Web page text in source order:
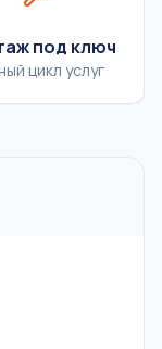
под ключ
цикл услуг